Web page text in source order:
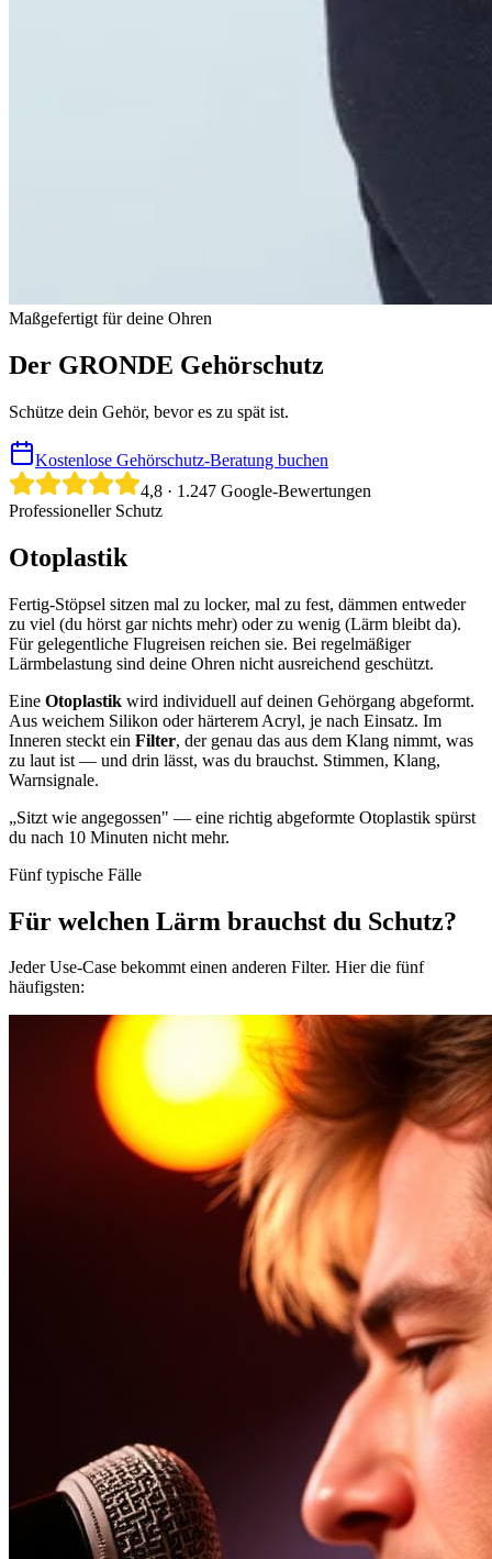
Maßgefertigt für deine Ohren
Der GRONDE Gehörschutz
Schütze dein Gehör, bevor es zu spät ist.
Kostenlose Gehörschutz-Beratung buchen
4,8 · 1.247 Google-Bewertungen
Professioneller Schutz
Otoplastik
Fertig-Stöpsel sitzen mal zu locker, mal zu fest, dämmen entweder
zu viel (du hörst gar nichts mehr) oder zu wenig (Lärm bleibt da).
Für gelegentliche Flugreisen reichen sie. Bei regelmäßiger
Lärmbelastung sind deine Ohren nicht ausreichend geschützt.
Eine Otoplastik wird individuell auf deinen Gehörgang abgeformt.
Aus weichem Silikon oder härterem Acryl, je nach Einsatz. Im
Inneren steckt ein Filter, der genau das aus dem Klang nimmt, was
zu laut ist — und drin lässt, was du brauchst. Stimmen, Klang,
Warnsignale.
„Sitzt wie angegossen" — eine richtig abgeformte Otoplastik spürst
du nach 10 Minuten nicht mehr.
Fünf typische Fälle
Für welchen Lärm brauchst du Schutz?
Jeder Use-Case bekommt einen anderen Filter. Hier die fünf
häufigsten: